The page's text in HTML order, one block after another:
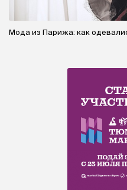
Мода из Парижа: как